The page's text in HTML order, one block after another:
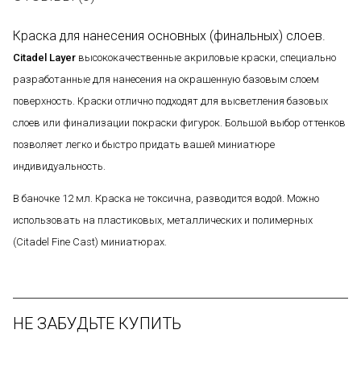
Краска для нанесения основных (финальных) слоев.
Citadel Layer высококачественные акриловые краски, специально
разработанные для нанесения на окрашенную базовым слоем
поверхность. Краски отлично подходят для высветления базовых
слоев или финализации покраски фигурок. Большой выбор оттенков
позволяет легко и быстро придать вашей миниатюре
индивидуальность.
В баночке 12 мл. Краска не токсична, разводится водой. Можно
использовать на пластиковых, металлических и полимерных
(Citadel Fine Cast) миниатюрах.
НЕ ЗАБУДЬТЕ КУПИТЬ